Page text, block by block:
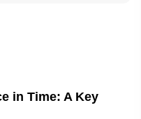
in Time: A Key